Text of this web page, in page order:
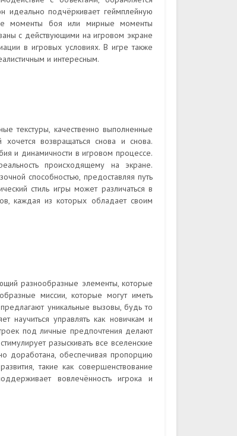
идеально подчёркивает геймплейную
моменты боя или мирные моменты
с действующими на игровом экране
в игровых условиях. В игре также
и интересным.
текстуры, качественно выполненные
возвращаться снова и снова.
и динамичности в игровом процессе.
происходящему на экране.
способностью, предоставляя путь
стиль игры может различаться в
каждая из которых обладает своим
разнообразные элементы, которые
миссии, которые могут иметь
уникальные вызовы, будь то
научиться управлять как новичкам и
под личные предпочтения делают
разыскивать все вселенские
доработана, обеспечивая пропорцию
такие как совершенствование
вовлечённость игрока и